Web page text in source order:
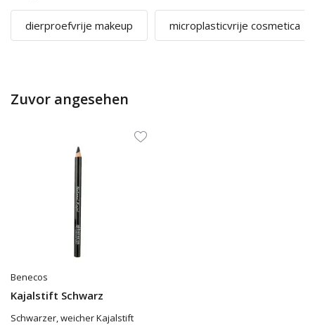
dierproefvrije makeup microplasticvrije cosmetica
Zuvor angesehen
Benecos
Kajalstift Schwarz
Schwarzer, weicher Kajalstift